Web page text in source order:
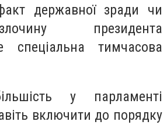
державної зради чи
президента
спеціальна тимчасова
у парламенті
включити до порядку